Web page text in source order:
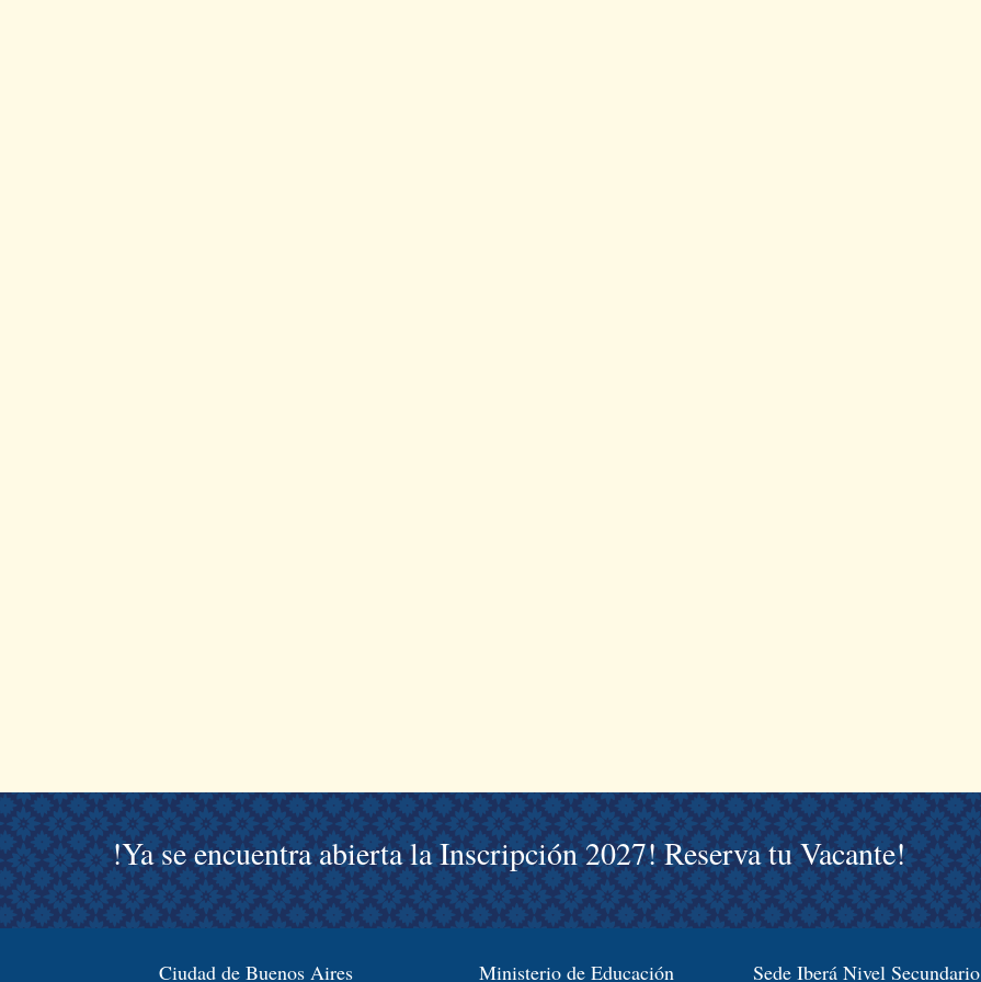
!Ya se encuentra abierta la Inscripción 2027! Reserva tu Vacante!
Ciudad de Buenos Aires Ministerio de Educación Sede Iberá Nivel Secundario